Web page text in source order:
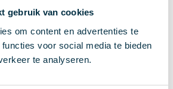
gebruik van cookies
om content en advertenties te
voor social media te bieden
te analyseren.
Aluminium